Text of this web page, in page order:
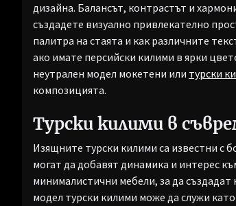
дизайна. Балансът, контрастът и
създадете визуално привлекателно
палитра на стаята и как различните
ако имате персийски килими в ярки
неутрален модел мокетени или турски
композицията.
Турски килими в
Изящните турски килими са известни с
могат да добавят динамика и интерес
минималистични мебели, за да
модел турски килими може да служи